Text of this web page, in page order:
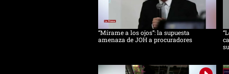
“Mírame a los ojos”: la supuesta
amenaza de JOH a procuradores